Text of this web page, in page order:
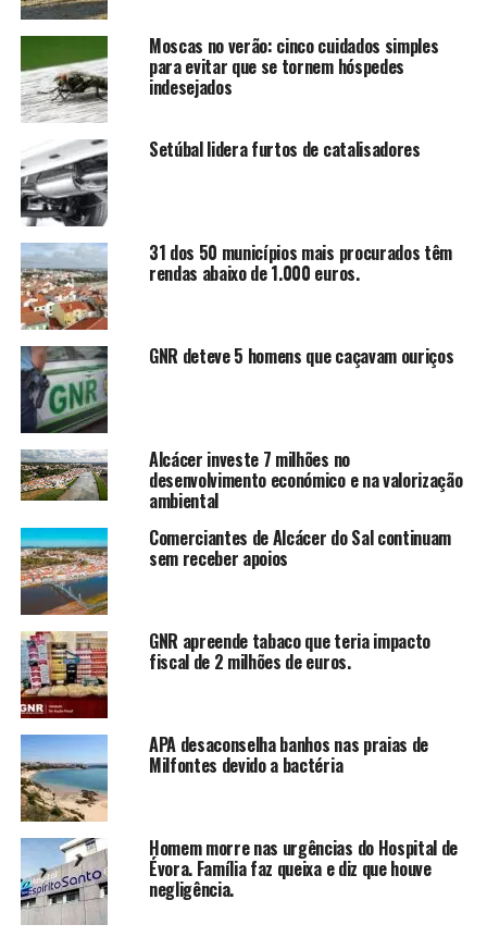
Moscas no verão: cinco cuidados simples
para evitar que se tornem hóspedes
indesejados
Setúbal lidera furtos de catalisadores
31 dos 50 municípios mais procurados têm
rendas abaixo de 1.000 euros.
GNR deteve 5 homens que caçavam ouriços
Alcácer investe 7 milhões no
desenvolvimento económico e na valorização
ambiental
Comerciantes de Alcácer do Sal continuam
sem receber apoios
GNR apreende tabaco que teria impacto
fiscal de 2 milhões de euros.
APA desaconselha banhos nas praias de
Milfontes devido a bactéria
Homem morre nas urgências do Hospital de
Évora. Família faz queixa e diz que houve
negligência.